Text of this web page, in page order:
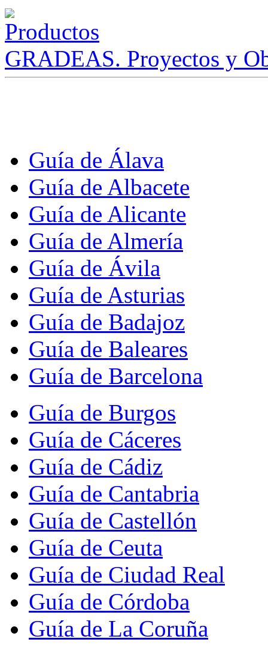
GRADEAS. Proyectos y
Guía de Álava
Guía de Albacete
Guía de Alicante
Guía de Almería
Guía de Ávila
Guía de Asturias
Guía de Badajoz
Guía de Baleares
Guía de Barcelona
Guía de Burgos
Guía de Cáceres
Guía de Cádiz
Guía de Cantabria
Guía de Castellón
Guía de Ceuta
Guía de Ciudad Real
Guía de Córdoba
Guía de La Coruña